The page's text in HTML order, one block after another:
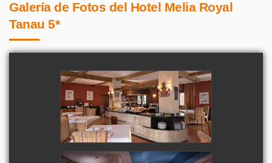
Galería de Fotos del Hotel Melia Royal
Tanau 5*